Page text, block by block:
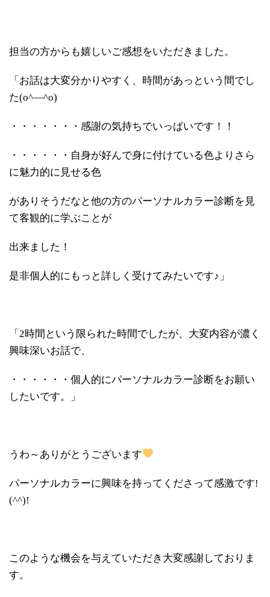
担当の方からも嬉しいご感想をいただきました。
「お話は大変分かりやすく、時間があっという間でし
た(o^―^o)
・・・・・・・感謝の気持ちでいっぱいです！！
・・・・・・自身が好んで身に付けている色よりさら
に魅力的に見せる色
がありそうだなと他の方のパーソナルカラー診断を見
て客観的に学ぶことが
出来ました！
是非個人的にもっと詳しく受けてみたいです♪」
「2時間という限られた時間でしたが、大変内容が濃く
興味深いお話で、
・・・・・・個人的にパーソナルカラー診断をお願い
したいです。」
うわ～ありがとうございます
パーソナルカラーに興味を持ってくださって感激です!
(^^)!
このような機会を与えていただき大変感謝しておりま
す。